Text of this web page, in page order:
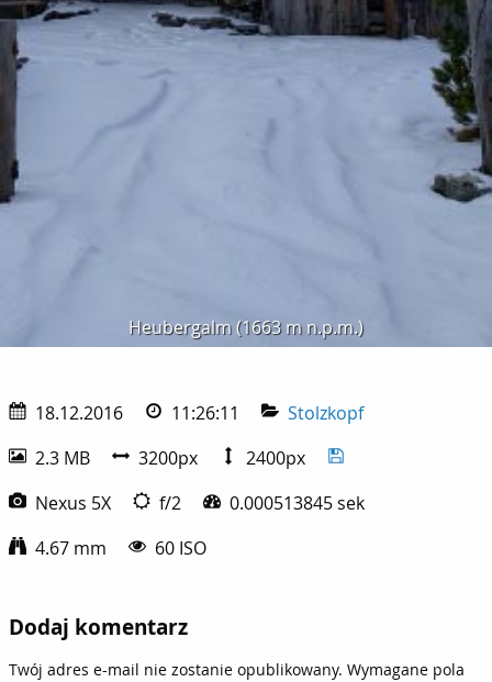
Heubergalm (1663 m n.p.m.)
18.12.2016 11:26:11
Stolzkopf
2.3 MB
3200px
2400px
Nexus 5X
f/2
0.000513845 sek
4.67 mm
60 ISO
Dodaj komentarz
Twój adres e-mail nie zostanie opublikowany. Wymagane pola